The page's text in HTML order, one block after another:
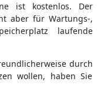
ist kostenlos. Der
aber für Wartungs-,
laufende
durch
wollen, haben Sie